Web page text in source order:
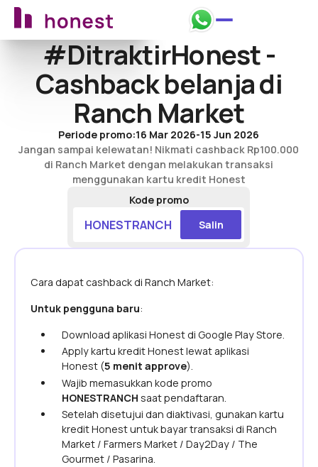
Ajukan sekarang
Ajukan sekarang
#DitraktirHonest -
Cashback belanja di
Ranch Market
Periode promo:16 Mar 2026-15 Jun 2026
Jangan sampai kelewatan! Nikmati cashback Rp100.000
di Ranch Market dengan melakukan transaksi
menggunakan kartu kredit Honest
Kode promo
HONESTRANCH Salin
Cara dapat cashback di Ranch Market:
Untuk pengguna baru‍:
Download aplikasi Honest di Google Play Store.
Apply kartu kredit Honest lewat aplikasi
Honest (5 menit approve).
Wajib memasukkan kode promo
HONESTRANCH saat pendaftaran.
Setelah disetujui dan diaktivasi, gunakan kartu
kredit Honest untuk bayar transaksi di Ranch
Market / Farmers Market / Day2Day / The
Gourmet / Pasarina.